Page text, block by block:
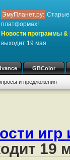
ЭмуПланет.ру: Старые
платформах!
Новости программы &
выходит 19 мая
GBColor
и предложения
игр
19